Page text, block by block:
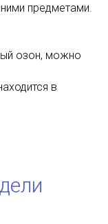
предметами.
озон, можно
в